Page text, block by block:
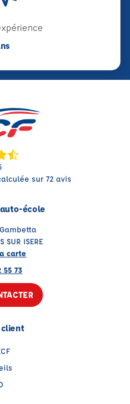
sur 72 avis
école
SUR ISERE
carte
55 73
client